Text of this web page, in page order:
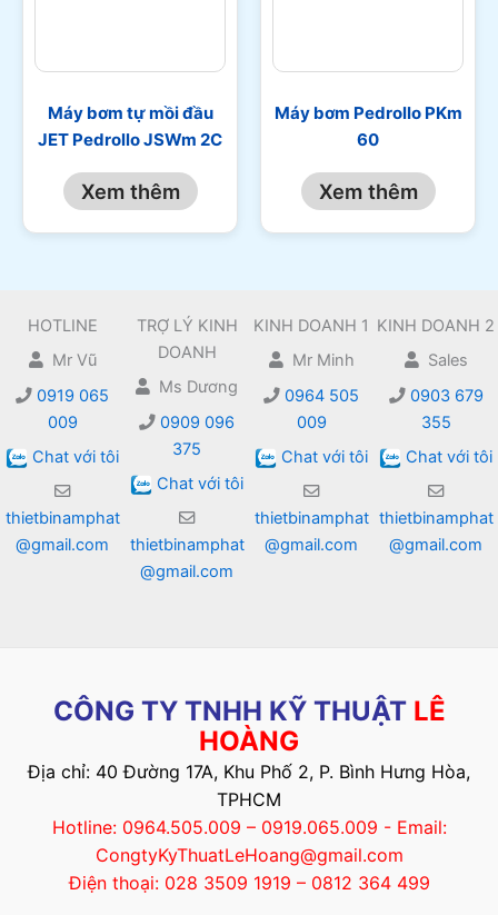
Máy bơm tự mồi đầu
JET Pedrollo JSWm 2C
Xem thêm
Máy bơm Pedrollo PKm
60
Xem thêm
HOTLINE
Mr Vũ
0919 065
009
Chat với tôi
thietbinamphat
@gmail.com
TRỢ LÝ KINH
DOANH
Ms Dương
0909 096
375
Chat với tôi
thietbinamphat
@gmail.com
KINH DOANH 1
Mr Minh
0964 505
009
Chat với tôi
thietbinamphat
@gmail.com
KINH DOANH 2
Sales
0903 679
355
Chat với tôi
thietbinamphat
@gmail.com
CÔNG TY TNHH KỸ THUẬT LÊ
HOÀNG
Địa chỉ: 40 Đường 17A, Khu Phố 2, P. Bình Hưng Hòa,
TPHCM
Hotline: 0964.505.009 – 0919.065.009 - Email:
CongtyKyThuatLeHoang@gmail.com
Điện thoại: 028 3509 1919 – 0812 364 499